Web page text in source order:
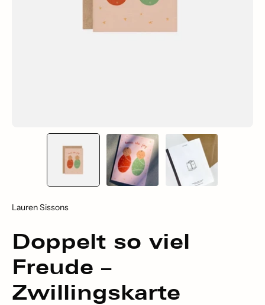
Lauren Sissons
Doppelt so viel
Freude –
Zwillingskarte